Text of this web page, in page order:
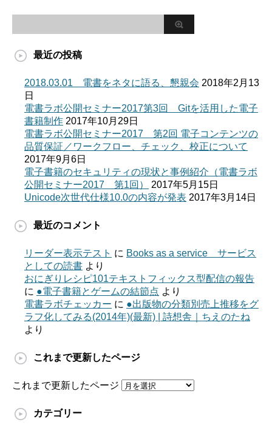
最近の投稿
2018.03.01 電書をネタに語る、懇親会 2018年2月13
日
電書ラボ公開セミナー2017第3回 Gitを活用した電子
書籍制作 2017年10月29日
電書ラボ公開セミナー2017 第2回 電子コンテンツの
品質保証／ワークフロー、チェック、校正について
2017年9月6日
電子書籍のセキュリティの現状と事例紹介（電書ラボ
公開セミナー2017 第1回）
2017年5月15日
Unicode次世代仕様10.0の内容が発表 2017年3月14日
最近のコメント
リーダー表示テスト に Books as a service サービス
としての読書 より
おにぎりレシピ101テキストフィックス型配信の報告
に ●電子書籍とゲームの結節点 より
電書ラボチェッカー に ●出版物の分類別売上推移をグ
ラフ化してみる(2014年)(最新) | 詩想舎｜ちえのたね
より
これまで更新したページ
これまで更新したページ
カテゴリー